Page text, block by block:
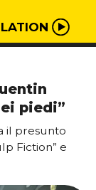
piedi”
il presunto
Fiction” e